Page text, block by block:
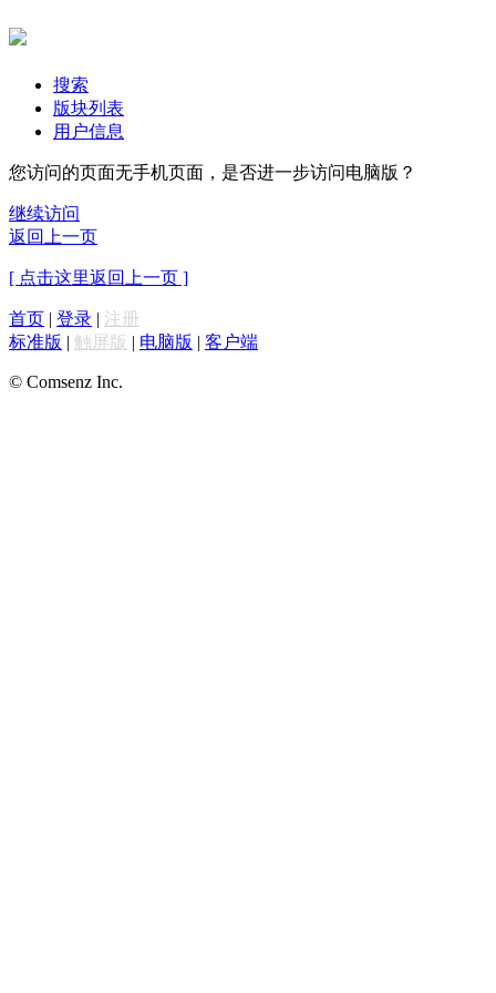
搜索
版块列表
用户信息
您访问的页面无手机页面，是否进一步访问电脑版？
继续访问
返回上一页
[ 点击这里返回上一页 ]
首页 | 登录 | 注册
标准版 | 触屏版 | 电脑版 | 客户端
© Comsenz Inc.